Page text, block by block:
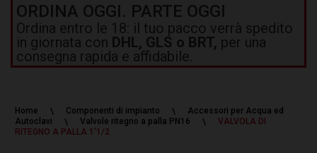
ORDINA OGGI. PARTE OGGI
Ordina entro le 18: il tuo pacco verrà spedito
in giornata con DHL, GLS o BRT, per una
consegna rapida e affidabile.
Home Componenti di impianto
Accessori per Acqua ed
Autoclavi
Valvole ritegno a palla PN16
VALVOLA DI
RITEGNO A PALLA 1'1/2